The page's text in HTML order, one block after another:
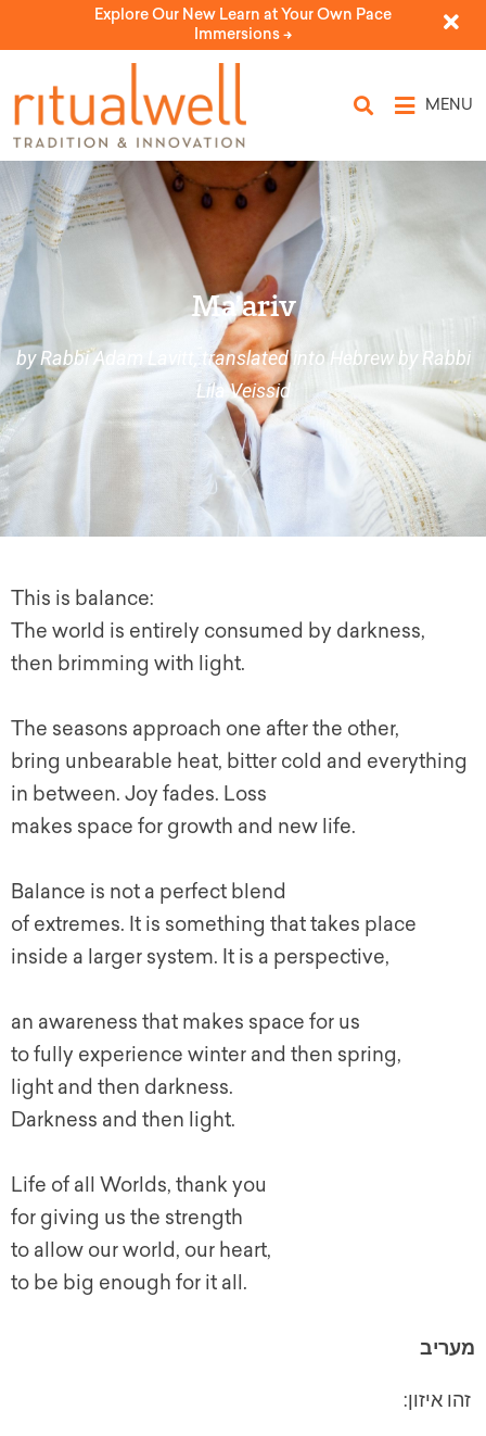
Explore Our New Learn at Your Own Pace
Immersions ->
MENU
Ma’ariv
by Rabbi Adam Lavitt, translated into Hebrew by Rabbi
Lila Veissid
This is balance:
The world is entirely consumed by darkness,
then brimming with light.
The seasons approach one after the other,
bring unbearable heat, bitter cold and everything
in between. Joy fades. Loss
makes space for growth and new life.
Balance is not a perfect blend
of extremes. It is something that takes place
inside a larger system. It is a perspective,
an awareness that makes space for us
to fully experience winter and then spring,
light and then darkness.
Darkness and then light.
Life of all Worlds, thank you
for giving us the strength
to allow our world, our heart,
to be big enough for it all.
מעריב
זהו איזון: